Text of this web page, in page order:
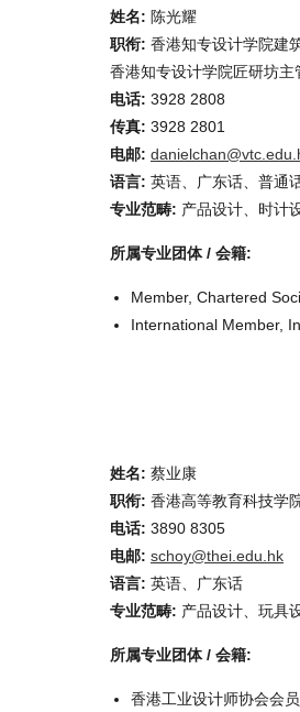
姓名: 陈光耀
职衔: 香港知专设计学院建
香港知专设计学院匠研坊主
电话: 3928 2808
传真: 3928 2801
电邮:
语言: 英语、广东话、普通
专业范畴: 产品设计、时计
所属专业团体 / 会籍:
Member, Chartered
International Member,
姓名: 蔡业康
职衔: 香港高等教育科技学
电话: 3890 8305
电邮: schoy@thei.edu.hk
语言: 英语、广东话
专业范畴: 产品设计、玩具
所属专业团体 / 会籍:
香港工业设计师协会会员